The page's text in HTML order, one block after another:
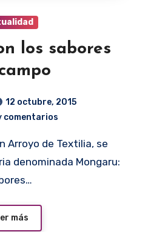
los sabores
12 octubre, 2015
comentarios
denominada Mongaru:
más